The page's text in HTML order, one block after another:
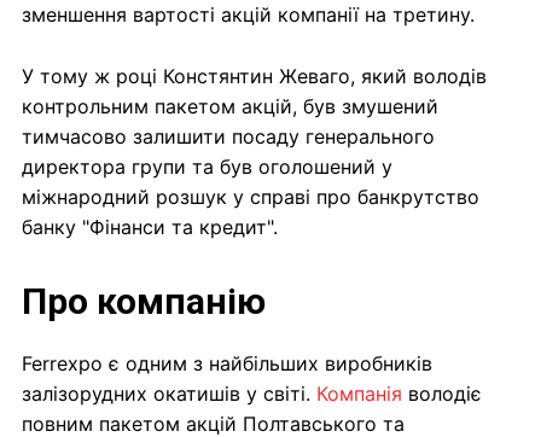
зменшення вартості акцій компанії на третину.
У тому ж році Констянтин Жеваго, який володів
контрольним пакетом акцій, був змушений
тимчасово залишити посаду генерального
директора групи та був оголошений у
міжнародний розшук у справі про банкрутство
банку "Фінанси та кредит".
Про компанію
Ferrexpo є одним з найбільших виробників
залізорудних окатишів у світі. Компанія володіє
повним пакетом акцій Полтавського та